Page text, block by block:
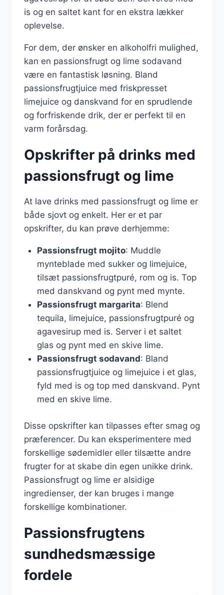
is og en saltet kant for en ekstra lækker
oplevelse.
For dem, der ønsker en alkoholfri mulighed,
kan en passionsfrugt og lime sodavand
være en fantastisk løsning. Bland
passionsfrugtjuice med friskpresset
limejuice og danskvand for en sprudlende
og forfriskende drik, der er perfekt til en
varm forårsdag.
Opskrifter på drinks med
passionsfrugt og lime
At lave drinks med passionsfrugt og lime er
både sjovt og enkelt. Her er et par
opskrifter, du kan prøve derhjemme:
Passionsfrugt mojito: Muddle
mynteblade med sukker og limejuice,
tilsæt passionsfrugtpuré, rom og is. Top
med danskvand og pynt med mynte.
Passionsfrugt margarita: Blend
tequila, limejuice, passionsfrugtpuré og
agavesirup med is. Server i et saltet
glas og pynt med en skive lime.
Passionsfrugt sodavand: Bland
passionsfrugtjuice og limejuice i et glas,
fyld med is og top med danskvand. Pynt
med en skive lime.
Disse opskrifter kan tilpasses efter smag og
præferencer. Du kan eksperimentere med
forskellige sødemidler eller tilsætte andre
frugter for at skabe din egen unikke drink.
Passionsfrugt og lime er alsidige
ingredienser, der kan bruges i mange
forskellige kombinationer.
Passionsfrugtens
sundhedsmæssige
fordele